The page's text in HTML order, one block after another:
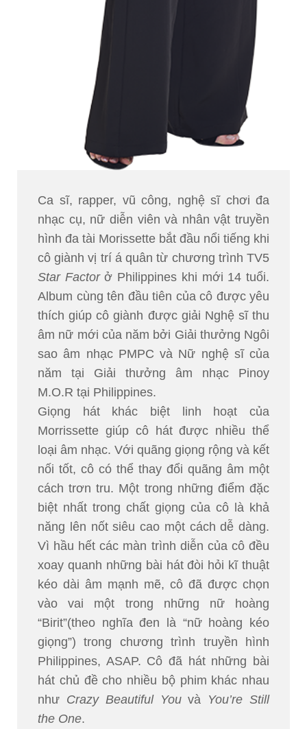
Ca sĩ, rapper, vũ công, nghệ sĩ chơi đa
nhạc cụ, nữ diễn viên và nhân vật truyền
hình đa tài Morissette bắt đầu nổi tiếng khi
cô giành vị trí á quân từ chương trình TV5
Star Factorở Philippines khi mới 14 tuổi.
Album cùng tên đầu tiên của cô được yêu
thích giúp cô giành được giải Nghệ sĩ thu
âm nữ mới của năm bởi Giải thưởng Ngôi
sao âm nhạc PMPC và Nữ nghệ sĩ của
năm tại Giải thưởng âm nhạc Pinoy
M.O.R tại Philippines.
Giọng hát khác biệt linh hoạt của
Morrissette giúp cô hát được nhiều thể
loại âm nhạc. Với quãng giọng rộng và kết
nối tốt, cô có thể thay đổi quãng âm một
cách trơn tru. Một trong những điểm đặc
biệt nhất trong chất giọng của cô là khả
năng lên nốt siêu cao một cách dễ dàng.
Vì hầu hết các màn trình diễn của cô đều
xoay quanh những bài hát đòi hỏi kĩ thuật
kéo dài âm mạnh mẽ, cô đã được chọn
vào vai một trong những nữ hoàng
“Birit”(theo nghĩa đen là “nữ hoàng kéo
giọng”) trong chương trình truyền hình
Philippines, ASAP. Cô đã hát những bài
hát chủ đề cho nhiều bộ phim khác nhau
như Crazy Beautiful Youvà You’re Still
the One.